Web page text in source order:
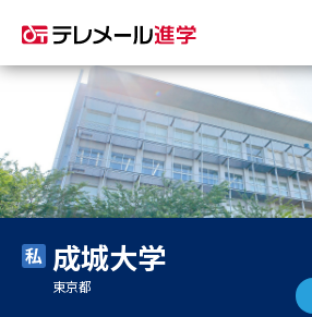
資料請求
大学・短大の資料種類から請求
大学パンフ
大学
成城大学
東京都